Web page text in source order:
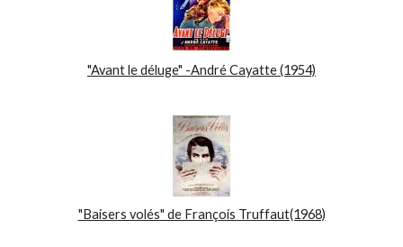
"Avant le déluge" -André Cayatte (1954)
"Baisers volés" de François Truffaut(1968)